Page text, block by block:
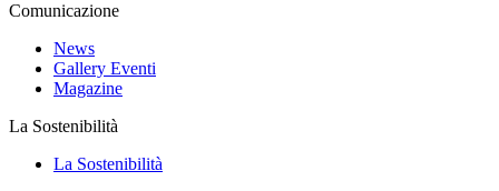
Comunicazione
News
Gallery Eventi
Magazine
La Sostenibilità
La Sostenibilità